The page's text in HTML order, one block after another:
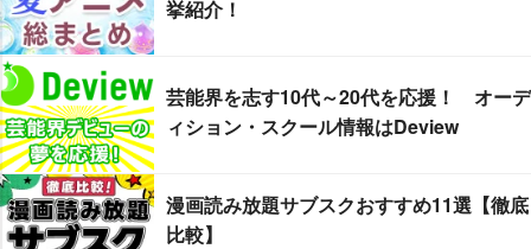
挙紹介！
芸能界を志す10代～20代を応援！ オーデ
ィション・スクール情報はDeview
漫画読み放題サブスクおすすめ11選【徹底
比較】